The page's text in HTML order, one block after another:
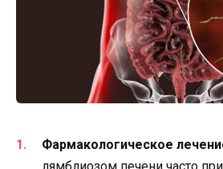
Фармакологическое